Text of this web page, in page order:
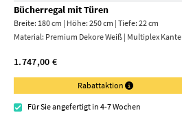
Bücherregal mit Türen
Breite: 180 cm | Höhe: 250 cm | Tiefe: 22 cm
Material: Premium Dekore Weiß | Multiplex Kante
1.747,00 €
Rabattaktion
Für Sie angefertigt in 4-7 Wochen